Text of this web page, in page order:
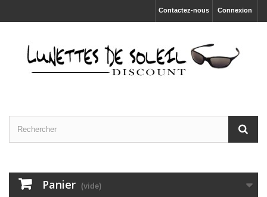
Connexion
Contactez-nous
Panier (vide)